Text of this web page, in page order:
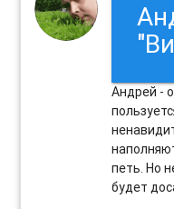
Андрей -
петь. Но
будет